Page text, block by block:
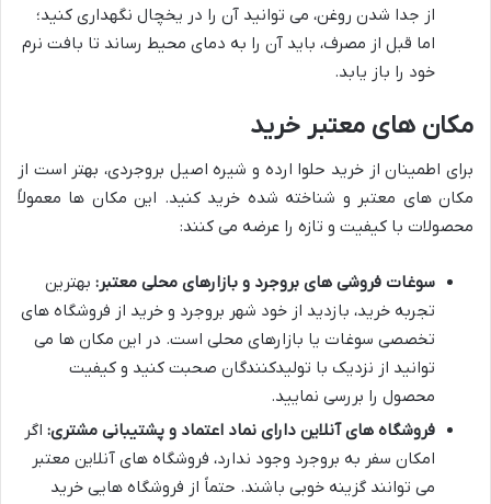
از جدا شدن روغن، می توانید آن را در یخچال نگهداری کنید؛
اما قبل از مصرف، باید آن را به دمای محیط رساند تا بافت نرم
خود را باز یابد.
مکان های معتبر خرید
برای اطمینان از خرید حلوا ارده و شیره اصیل بروجردی، بهتر است از
مکان های معتبر و شناخته شده خرید کنید. این مکان ها معمولاً
محصولات با کیفیت و تازه را عرضه می کنند:
سوغات فروشی های بروجرد و بازارهای محلی معتبر: بهترین
تجربه خرید، بازدید از خود شهر بروجرد و خرید از فروشگاه های
تخصصی سوغات یا بازارهای محلی است. در این مکان ها می
توانید از نزدیک با تولیدکنندگان صحبت کنید و کیفیت
محصول را بررسی نمایید.
فروشگاه های آنلاین دارای نماد اعتماد و پشتیبانی مشتری: اگر
امکان سفر به بروجرد وجود ندارد، فروشگاه های آنلاین معتبر
می توانند گزینه خوبی باشند. حتماً از فروشگاه هایی خرید